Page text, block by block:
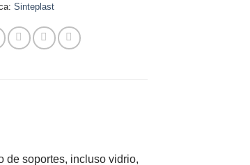
Sinteplast
de soportes, incluso vidrio,